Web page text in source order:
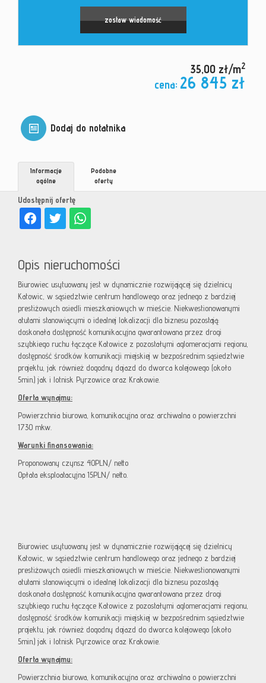
zostaw wiadomość
35,00 zł/m2
cena: 26 845 zł
Dodaj do notatnika
Udostępnij ofertę
Informacje
ogólne
Podobne
oferty
Opis nieruchomości
Biurowiec usytuowany jest w dynamicznie rozwijającej się dzielnicy
Katowic, w sąsiedztwie centrum handlowego oraz jednego z bardziej
prestiżowych osiedli mieszkaniowych w mieście. Niekwestionowanymi
atutami stanowiącymi o idealnej lokalizacji dla biznesu pozostają:
doskonała dostępność komunikacyjna gwarantowana przez drogi
szybkiego ruchu łączące Katowice z pozostałymi aglomeracjami regionu,
dostępność środków komunikacji miejskiej w bezpośrednim sąsiedztwie
projektu, jak również dogodny dojazd do dworca kolejowego (około
5min.) jak i lotnisk Pyrzowice oraz Krakowie.
Oferta wynajmu:
Powierzchnia biurowa, komunikacyjna oraz archiwalna o powierzchni
1730 mkw.
Warunki finansowania:
Proponowany czynsz 40PLN/ netto
Opłata eksploatacyjna 15PLN/ netto.
Biurowiec usytuowany jest w dynamicznie rozwijającej się dzielnicy
Katowic, w sąsiedztwie centrum handlowego oraz jednego z bardziej
prestiżowych osiedli mieszkaniowych w mieście. Niekwestionowanymi
atutami stanowiącymi o idealnej lokalizacji dla biznesu pozostają:
doskonała dostępność komunikacyjna gwarantowana przez drogi
szybkiego ruchu łączące Katowice z pozostałymi aglomeracjami regionu,
dostępność środków komunikacji miejskiej w bezpośrednim sąsiedztwie
projektu, jak również dogodny dojazd do dworca kolejowego (około
5min.) jak i lotnisk Pyrzowice oraz Krakowie.
Oferta wynajmu:
Powierzchnia biurowa, komunikacyjna oraz archiwalna o powierzchni